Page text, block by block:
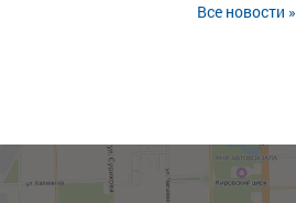
Все новости »